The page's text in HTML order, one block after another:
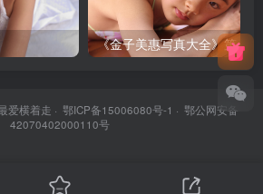
《金子美惠写真大全》第一卷
爱横着走 · 鄂ICP备15006080号-1 · 鄂公网安备
42070402000110号